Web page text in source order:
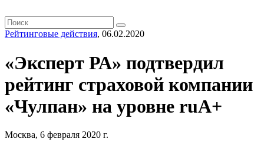
Рейтинговые действия, 06.02.2020
«Эксперт РА» подтвердил
рейтинг страховой компании
«Чулпан» на уровне ruA+
Москва, 6 февраля 2020 г.